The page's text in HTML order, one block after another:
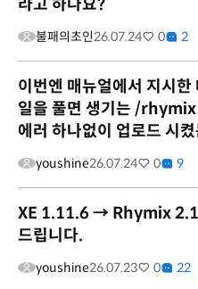
라고 하나요?
불패의초인26.07.24 0 2
이번엔 매뉴얼에서 지시
일을 풀면 생기는 /
에러 하나없이 업로드 시
youshine26.07.24 0 9
XE 1.11.6 → Rhymix
드립니다.
youshine26.07.23 0 22